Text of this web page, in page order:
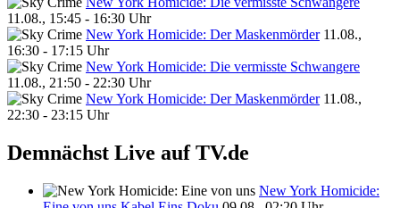
11.08., 15:45 - 16:30 Uhr
New York Homicide: Der Maskenmörder 11.08.,
16:30 - 17:15 Uhr
New York Homicide: Die vermisste Schwangere
11.08., 21:50 - 22:30 Uhr
New York Homicide: Der Maskenmörder 11.08.,
22:30 - 23:15 Uhr
Demnächst Live auf TV.de
New York Homicide: